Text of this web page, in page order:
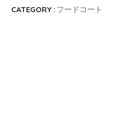
CATEGORY : フードコート